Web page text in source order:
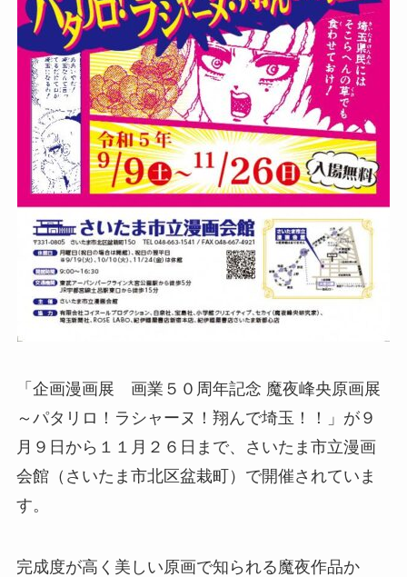
「企画漫画展 画業５０周年記念 魔夜峰央原画展
～パタリロ！ラシャーヌ！翔んで埼玉！！」が９
月９日から１１月２６日まで、さいたま市立漫画
会館（さいたま市北区盆栽町）で開催されていま
す。
完成度が高く美しい原画で知られる魔夜作品か